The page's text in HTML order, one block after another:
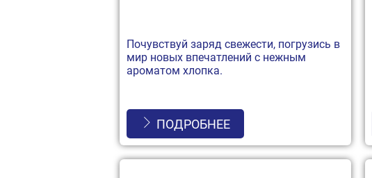
Почувствуй заряд свежести, погрузись в
мир новых впечатлений с нежным
ароматом хлопка.
ПОДРОБНЕЕ